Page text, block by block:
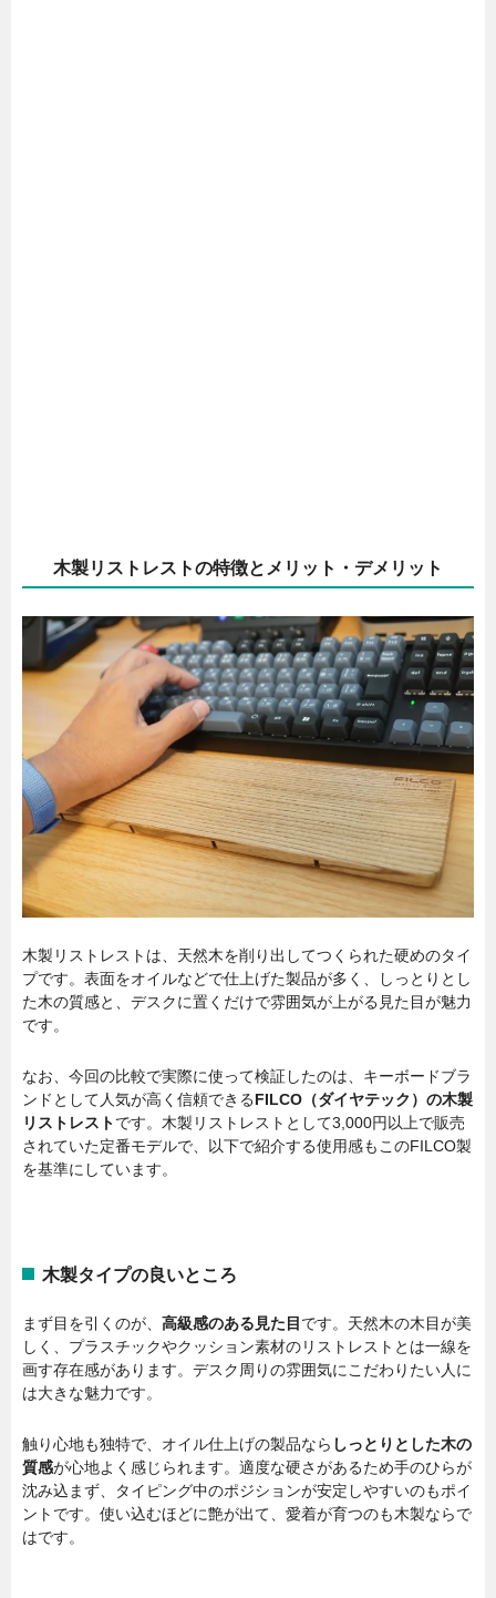
木製リストレストの特徴とメリット・デメリット
木製リストレストは、天然木を削り出してつくられた硬めのタイ
プです。表面をオイルなどで仕上げた製品が多く、しっとりとし
た木の質感と、デスクに置くだけで雰囲気が上がる見た目が魅力
です。
なお、今回の比較で実際に使って検証したのは、キーボードブラ
ンドとして人気が高く信頼できるFILCO（ダイヤテック）の木製
リストレストです。木製リストレストとして3,000円以上で販売
されていた定番モデルで、以下で紹介する使用感もこのFILCO製
を基準にしています。
木製タイプの良いところ
まず目を引くのが、 高級感のある見た目 です。天然木の木目が美
しく、プラスチックやクッション素材のリストレストとは一線を
画す存在感があります。デスク周りの雰囲気にこだわりたい人に
は大きな魅力です。
触り心地も独特で、オイル仕上げの製品なら しっとりとした木の
質感が心地よく感じられます。適度な硬さがあるため手のひらが
沈み込まず、タイピング中のポジションが安定しやすいのもポイ
ントです。使い込むほどに艶が出て、愛着が育つのも木製ならで
はです。